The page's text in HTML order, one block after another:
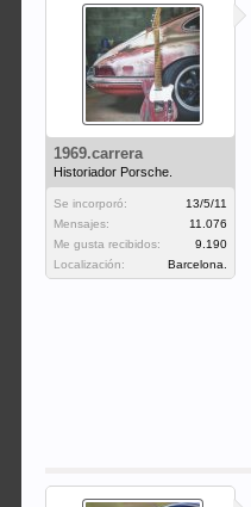
1969.carrera
Historiador Porsche.
Se incorporó:
13/5/11
Mensajes:
11.076
Me gusta recibidos:
9.190
Localización:
Barcelona.